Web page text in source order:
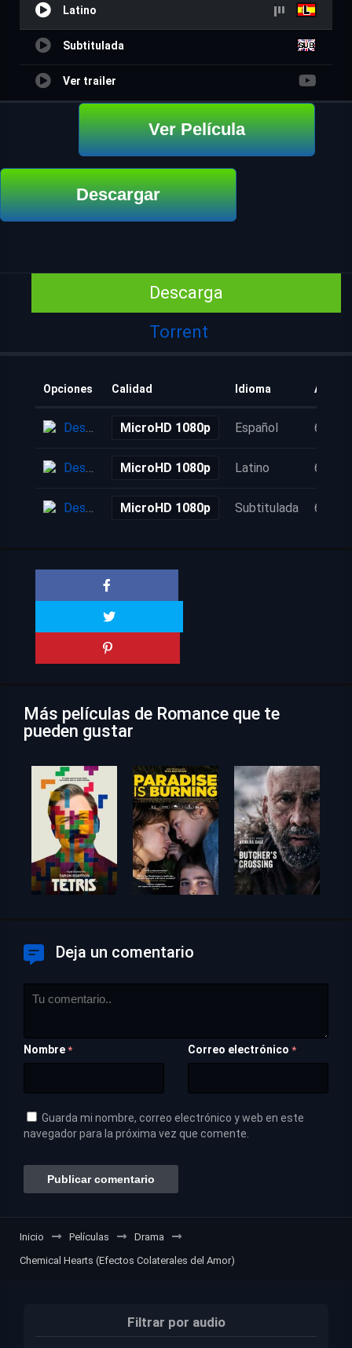
Latino
Subtitulada
Ver trailer
Ver Película
Descargar
Descarga
Torrent
Opciones Calidad Idioma
Descarga MicroHD 1080p Español 6 años
Descarga MicroHD 1080p Latino 6 años
Descarga MicroHD 1080p Subtitulada 6 años
Más películas de Romance que te
pueden gustar
Deja un comentario
Nombre * Correo electrónico *
Guarda mi nombre, correo electrónico y web en este
navegador para la próxima vez que comente.
Inicio Películas
Drama
Chemical Hearts (Efectos Colaterales del Amor)
Filtrar por audio